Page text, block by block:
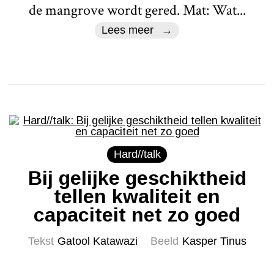
de mangrove wordt gered. Mat: Wat...
Lees meer
Hard//talk
Bij gelijke geschiktheid
tellen kwaliteit en
capaciteit net zo goed
Tekst Gatool Katawazi Beeld Kasper Tinus